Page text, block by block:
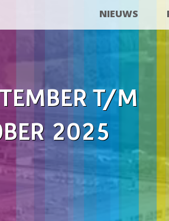
NIEUWS
T/M
2025